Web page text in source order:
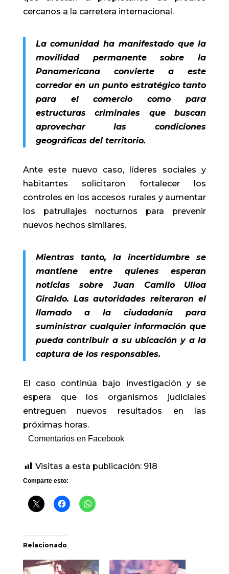
cercanos a la carretera internacional.
La comunidad ha manifestado que la
movilidad permanente sobre la
Panamericana convierte a este
corredor en un punto estratégico tanto
para el comercio como para
estructuras criminales que buscan
aprovechar las condiciones
geográficas del territorio.
Ante este nuevo caso, líderes sociales y
habitantes solicitaron fortalecer los
controles en los accesos rurales y aumentar
los patrullajes nocturnos para prevenir
nuevos hechos similares.
Mientras tanto, la incertidumbre se
mantiene entre quienes esperan
noticias sobre Juan Camilo Ulloa
Giraldo. Las autoridades reiteraron el
llamado a la ciudadanía para
suministrar cualquier información que
pueda contribuir a su ubicación y a la
captura de los responsables.
El caso continúa bajo investigación y se
espera que los organismos judiciales
entreguen nuevos resultados en las
próximas horas.
Comentarios en Facebook
Visitas a esta publicación: 918
Comparte esto:
Relacionado